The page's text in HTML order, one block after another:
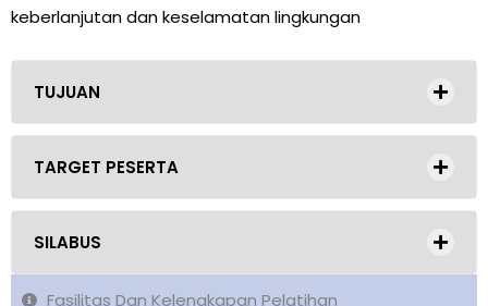
keberlanjutan dan keselamatan lingkungan
TUJUAN
TARGET PESERTA
SILABUS
Fasilitas Dan Kelengkapan Pelatihan